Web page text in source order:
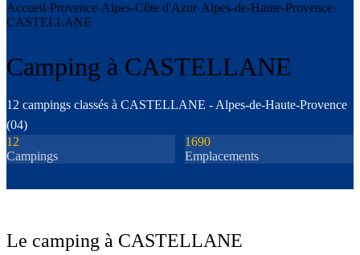
Accueil›Provence-Alpes-Côte d'Azur›Alpes-de-Haute-Provence›
CASTELLANE
Camping à CASTELLANE
12 campings classés à CASTELLANE - Alpes-de-Haute-Provence
(04)
12
Campings
1690
Emplacements
Le camping à CASTELLANE